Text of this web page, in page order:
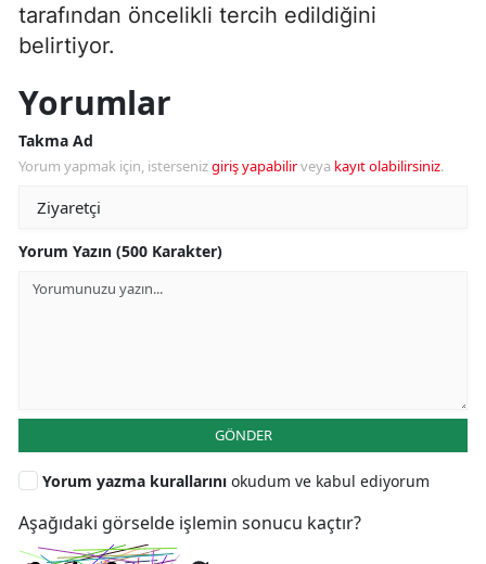
tarafından öncelikli tercih edildiğini
belirtiyor.
Yorumlar
Takma Ad
Yorum yapmak için, istersenizgiriş yapabilirveya kayıt olabilirsiniz.
Yorum Yazın (500 Karakter)
GÖNDER
Yorum yazma kurallarını okudum ve kabul ediyorum
Aşağıdaki görselde işlemin sonucu kaçtır?